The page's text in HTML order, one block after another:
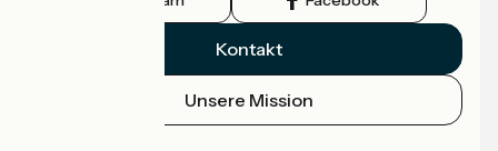
Kontakt
Unsere Mission